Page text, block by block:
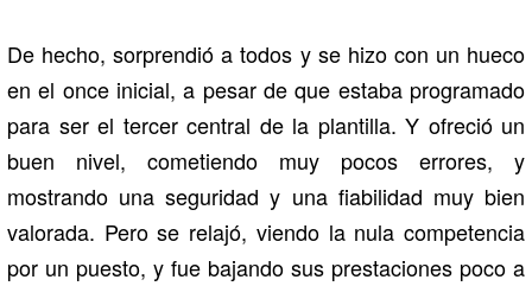
De hecho, sorprendió a todos y se hizo con un hueco
en el once inicial, a pesar de que estaba programado
para ser el tercer central de la plantilla. Y ofreció un
buen nivel, cometiendo muy pocos errores, y
mostrando una seguridad y una fiabilidad muy bien
valorada. Pero se relajó, viendo la nula competencia
por un puesto, y fue bajando sus prestaciones poco a